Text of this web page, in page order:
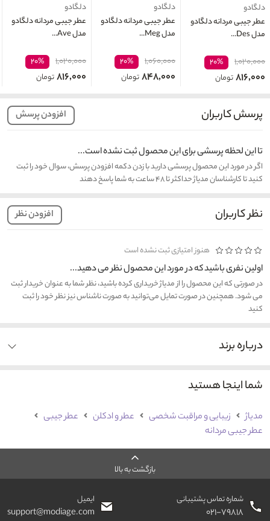
دلگادو
عطر جیبی مردانه دلگادو
مدل Des...
۱,۰۲۰,۰۰۰ ۲۰%
۸۱۶,۰۰۰تومان
دلگادو
عطر جیبی مردانه دلگادو
مدل Meg...
۱,۰۶۰,۰۰۰ ۲۰%
۸۴۸,۰۰۰تومان
دلگادو
عطر جیبی مردانه دلگادو
مدل Ave...
۱,۰۲۰,۰۰۰ ۲۰%
۸۱۶,۰۰۰تومان
پرسش کاربران افزودن پرسش
تا این لحظه پرسشی برای این محصول ثبت نشده است...
اگر در مورد این محصول پرسشی دارید با زدن دکمه افزودن پرسش، سوال خود را ثبت
کنید تا کارشناسان مدیاژ حداکثر تا ۴۸ ساعت به شما پاسخ دهند
نظر کاربران افزودن نظر
هنوز امتیازی ثبت نشده است
اولین نفری باشید که در مورد این محصول نظر می دهید...
در صورتی که این محصول را از مدیاژ خریداری کرده باشید، نظر شما به عنوان خریدار ثبت
می شود. همچنین در صورت تمایل می‌توانید به صورت ناشناس نیز نظر خود را ثبت
کنید
درباره برند
شما اینجا هستید
مدیاژ زیبایی و مراقبت شخصی عطر و ادکلن
عطر جیبی
عطر جیبی مردانه
بازگشت به بالا
شماره تماس پشتیبانی
۰۲۱-۷۹۸۱۸
ایمیل
support@modiage.com